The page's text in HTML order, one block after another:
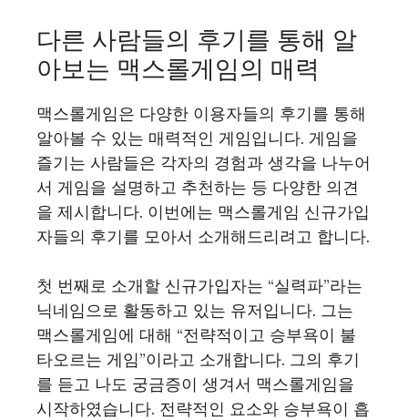
다른 사람들의 후기를 통해 알
아보는 맥스롤게임의 매력
맥스롤게임은 다양한 이용자들의 후기를 통해
알아볼 수 있는 매력적인 게임입니다. 게임을
즐기는 사람들은 각자의 경험과 생각을 나누어
서 게임을 설명하고 추천하는 등 다양한 의견
을 제시합니다. 이번에는 맥스롤게임 신규가입
자들의 후기를 모아서 소개해드리려고 합니다.
첫 번째로 소개할 신규가입자는 “실력파”라는
닉네임으로 활동하고 있는 유저입니다. 그는
맥스롤게임에 대해 “전략적이고 승부욕이 불
타오르는 게임”이라고 소개합니다. 그의 후기
를 듣고 나도 궁금증이 생겨서 맥스롤게임을
시작하였습니다. 전략적인 요소와 승부욕이 흡